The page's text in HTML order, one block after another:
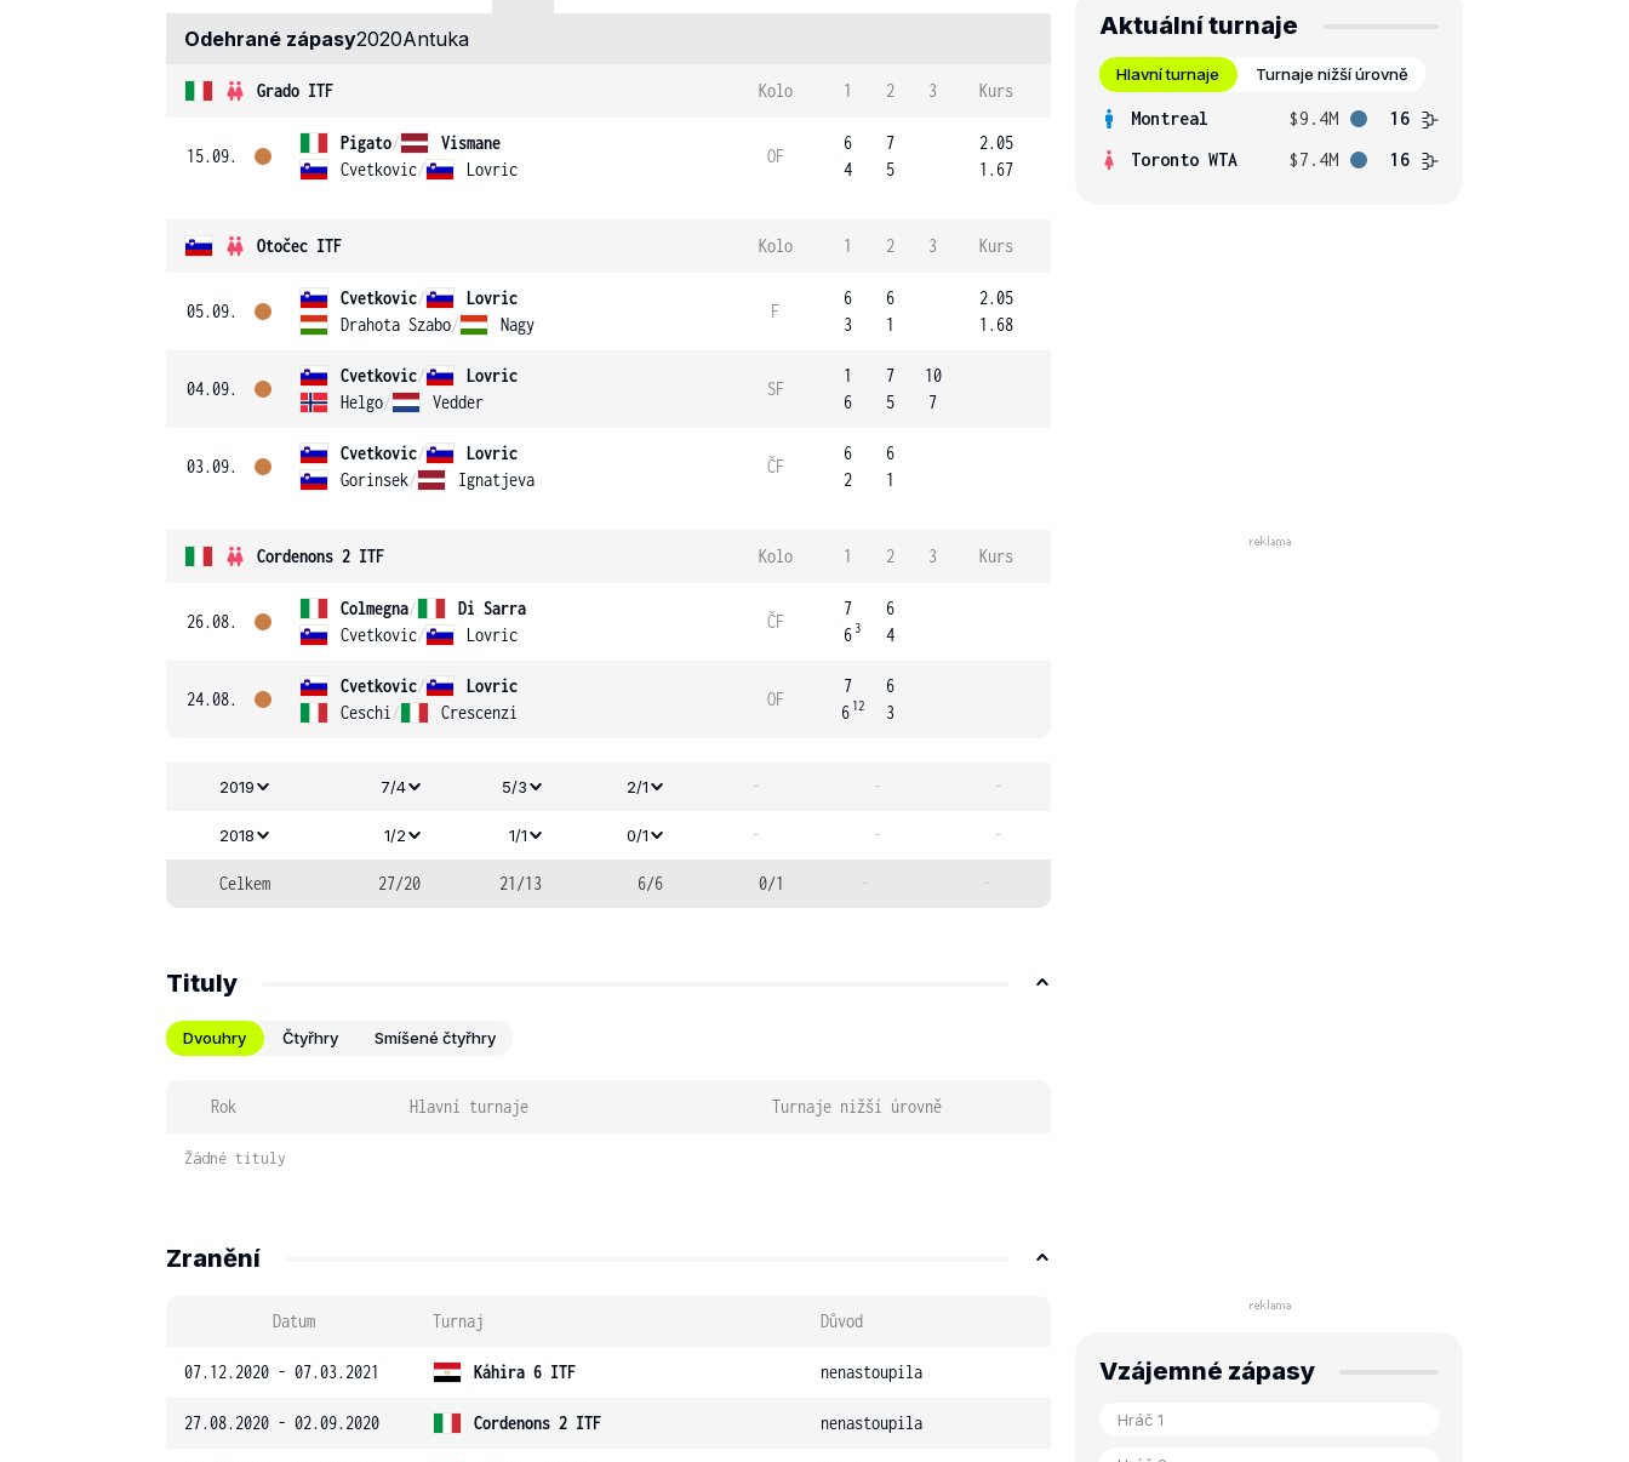
Odehrané zápasy2020Antuka
Grado ITF Kolo 1 2 3 Kurs
15.09.
Pigato/
Vismane
Cvetkovic/ Lovric
OF
6
4
7
5
2.05
1.67
Otočec ITF Kolo 1 2 3 Kurs
05.09.
Cvetkovic/
Lovric
Drahota Szabo/ Nagy
F
6
3
6
1
2.05
1.68
04.09.
Cvetkovic/
Lovric
Helgo/ Vedder
SF
1
6
7
5
10
7
03.09.
Cvetkovic/
Lovric
Gorinsek/ Ignatjeva
ČF
6
2
6
1
Cordenons 2 ITF Kolo 1 2 3 Kurs
26.08.
Colmegna/
Di Sarra
Cvetkovic/ Lovric
ČF
7
6 3
6
4
24.08.
Cvetkovic/
Lovric
Ceschi / Crescenzi
OF
7
6 12
6
3
2019 7/4 5/3 2/1 - - -
2018 1/2 1/1 0/1 - - -
Celkem 27/20 21/13 6/6 0/1 - -
Tituly
Dvouhry Čtyřhry Smíšené čtyřhry
Rok Hlavní turnaje Turnaje nižší úrovně
Žádné tituly
Zranění
Datum Turnaj Důvod
07.12.2020 - 07.03.2021 Káhira 6 ITF nenastoupila
27.08.2020 - 02.09.2020 Cordenons 2 ITF nenastoupila
Aktuální turnaje
Hlavní turnaje Turnaje nižší úrovně
Montreal $9.4M
16
Toronto WTA
$7.4M 16
Vzájemné zápasy